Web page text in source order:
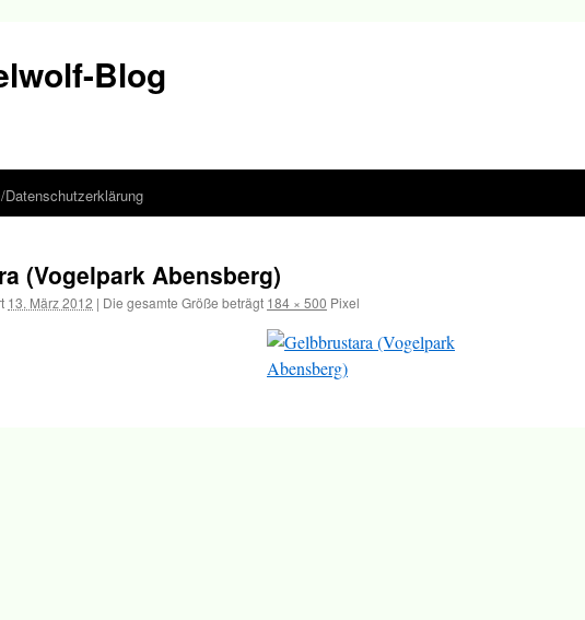
Blog
Datenschutzerklärung
(Vogelpark Abensberg)
13. März 2012 | Die gesamte Größe beträgt 184 × 500 Pixel